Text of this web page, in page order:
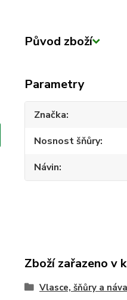
Původ zboží
Parametry
Značka
Nosnost šňůry
Návin
Zboží zařazeno v
Vlasce, šňůry a